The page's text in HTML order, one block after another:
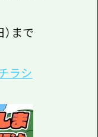
まで
ラシ